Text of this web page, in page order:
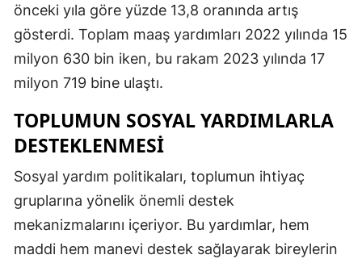
Şırnak
Bartın
Iğdır
Karabük
Kilis
Osmaniye
önceki yıla göre yüzde 13,8 oranında artış
gösterdi. Toplam maaş yardımları 2022 yılında 15
milyon 630 bin iken, bu rakam 2023 yılında 17
milyon 719 bine ulaştı.
TOPLUMUN SOSYAL YARDIMLARLA
DESTEKLENMESI
Sosyal yardım politikaları, toplumun ihtiyaç
gruplarına yönelik önemli destek
mekanizmalarını içeriyor. Bu yardımlar, hem
maddi hem manevi destek sağlayarak bireylerin